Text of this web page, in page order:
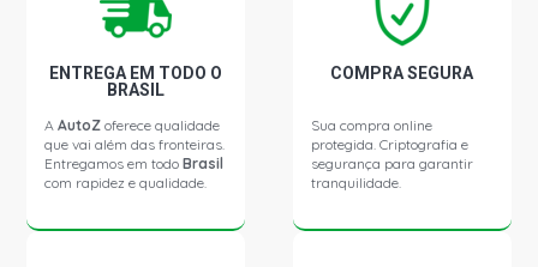
ENTREGA EM TODO O
BRASIL
AAutoZ oferece qualidade
que vai além das fronteiras.
Entregamos em todoBrasil
com rapidez e qualidade.
COMPRA SEGURA
Sua compra online
protegida. Criptografia e
segurança para garantir
tranquilidade.